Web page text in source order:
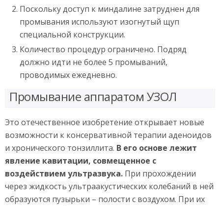
Поскольку доступ к миндалине затруднен для
промывания используют изогнутый щуп
специальной конструкции.
Количество процедур ограничено. Подряд
должно идти не более 5 промываний,
проводимых ежедневно.
Промывание аппаратом УЗОЛ
Это отечественное изобретение открывает новые
возможности к консервативной терапии аденоидов
и хронического тонзиллита. В его основе лежит
явление кавитации, совмещенное с
воздействием ультразвука. При прохождении
через жидкость ультраакустических колебаний в ней
образуются пузырьки – полости с воздухом. При их